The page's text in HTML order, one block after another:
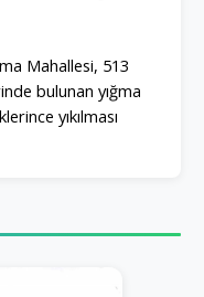
Mahallesi, 513
bulunan yığma
yıkılması